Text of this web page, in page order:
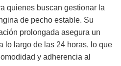
quienes buscan gestionar la
de pecho estable. Su
prolongada asegura un
lo largo de las 24 horas, lo que
y adherencia al